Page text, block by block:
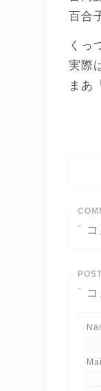
百合
くっ
実際
まあ
Mail